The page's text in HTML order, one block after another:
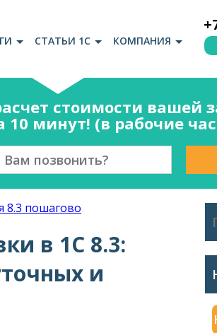
СТАТЬИ 1С КОМПАНИЯ
стоимости вашей
10 минут! (в рабочие
8.3 пошагово
в 1С 8.3:
и